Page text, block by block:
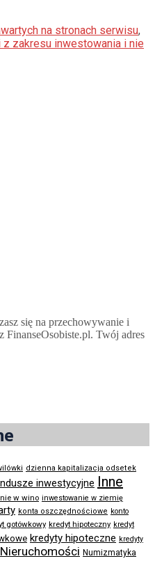
na stronach serwisu,
zakresu inwestowania i nie
się na przechowywanie i
FinanseOsobiste.pl. Twój adres
dzienna kapitalizacja odsetek
inwestycyjne Inne
w wino inwestowanie w ziemię
konta oszczędnościowe konto
gotówkowy kredyt hipoteczny kredyt
kredyty hipoteczne kredyty
Nieruchomości Numizmatyka